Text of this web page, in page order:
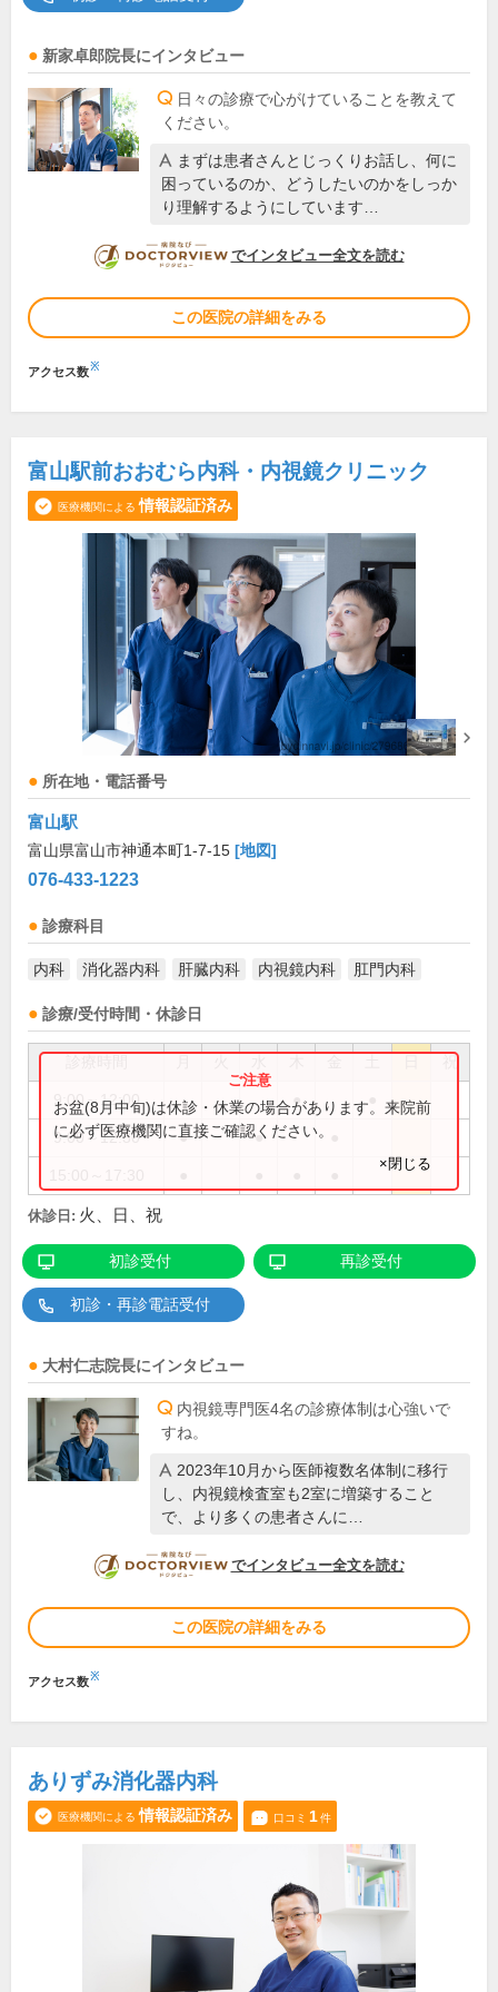
新家卓郎院長にインタビュー
日々の診療で心がけていることを教えて
ください。
まずは患者さんとじっくりお話し、何に
困っているのか、どうしたいのかをしっか
り理解するようにしています…
DOCTORVIEW
でインタビュー全文を読む
この医院の詳細をみる
アクセス数※
富山駅前おおむら内科・内視鏡クリニック
医療機関による 情報認証済み
所在地・電話番号
富山駅
富山県富山市神通本町1-7-15 [地図]
076-433-1223
診療科目
内科 消化器内科 肝臓内科 内視鏡内科 肛門内科
診療/受付時間・休診日
祝
9:00～12:00 ●
9:00～12:30 ● ●
お盆(8月中旬)は休診・休業の場合があります。来院前
に必ず医療機関に直接ご確認ください。
×閉じる
休診日: 火、日、祝
初診受付 再診受付
初診・再診電話受付
大村仁志院長にインタビュー
内視鏡専門医4名の診療体制は心強いで
すね。
2023年10月から医師複数名体制に移行
し、内視鏡検査室も2室に増築すること
で、より多くの患者さんに…
DOCTORVIEW
でインタビュー全文を読む
この医院の詳細をみる
アクセス数※
ありずみ消化器内科
医療機関による 情報認証済み 口コミ 1件